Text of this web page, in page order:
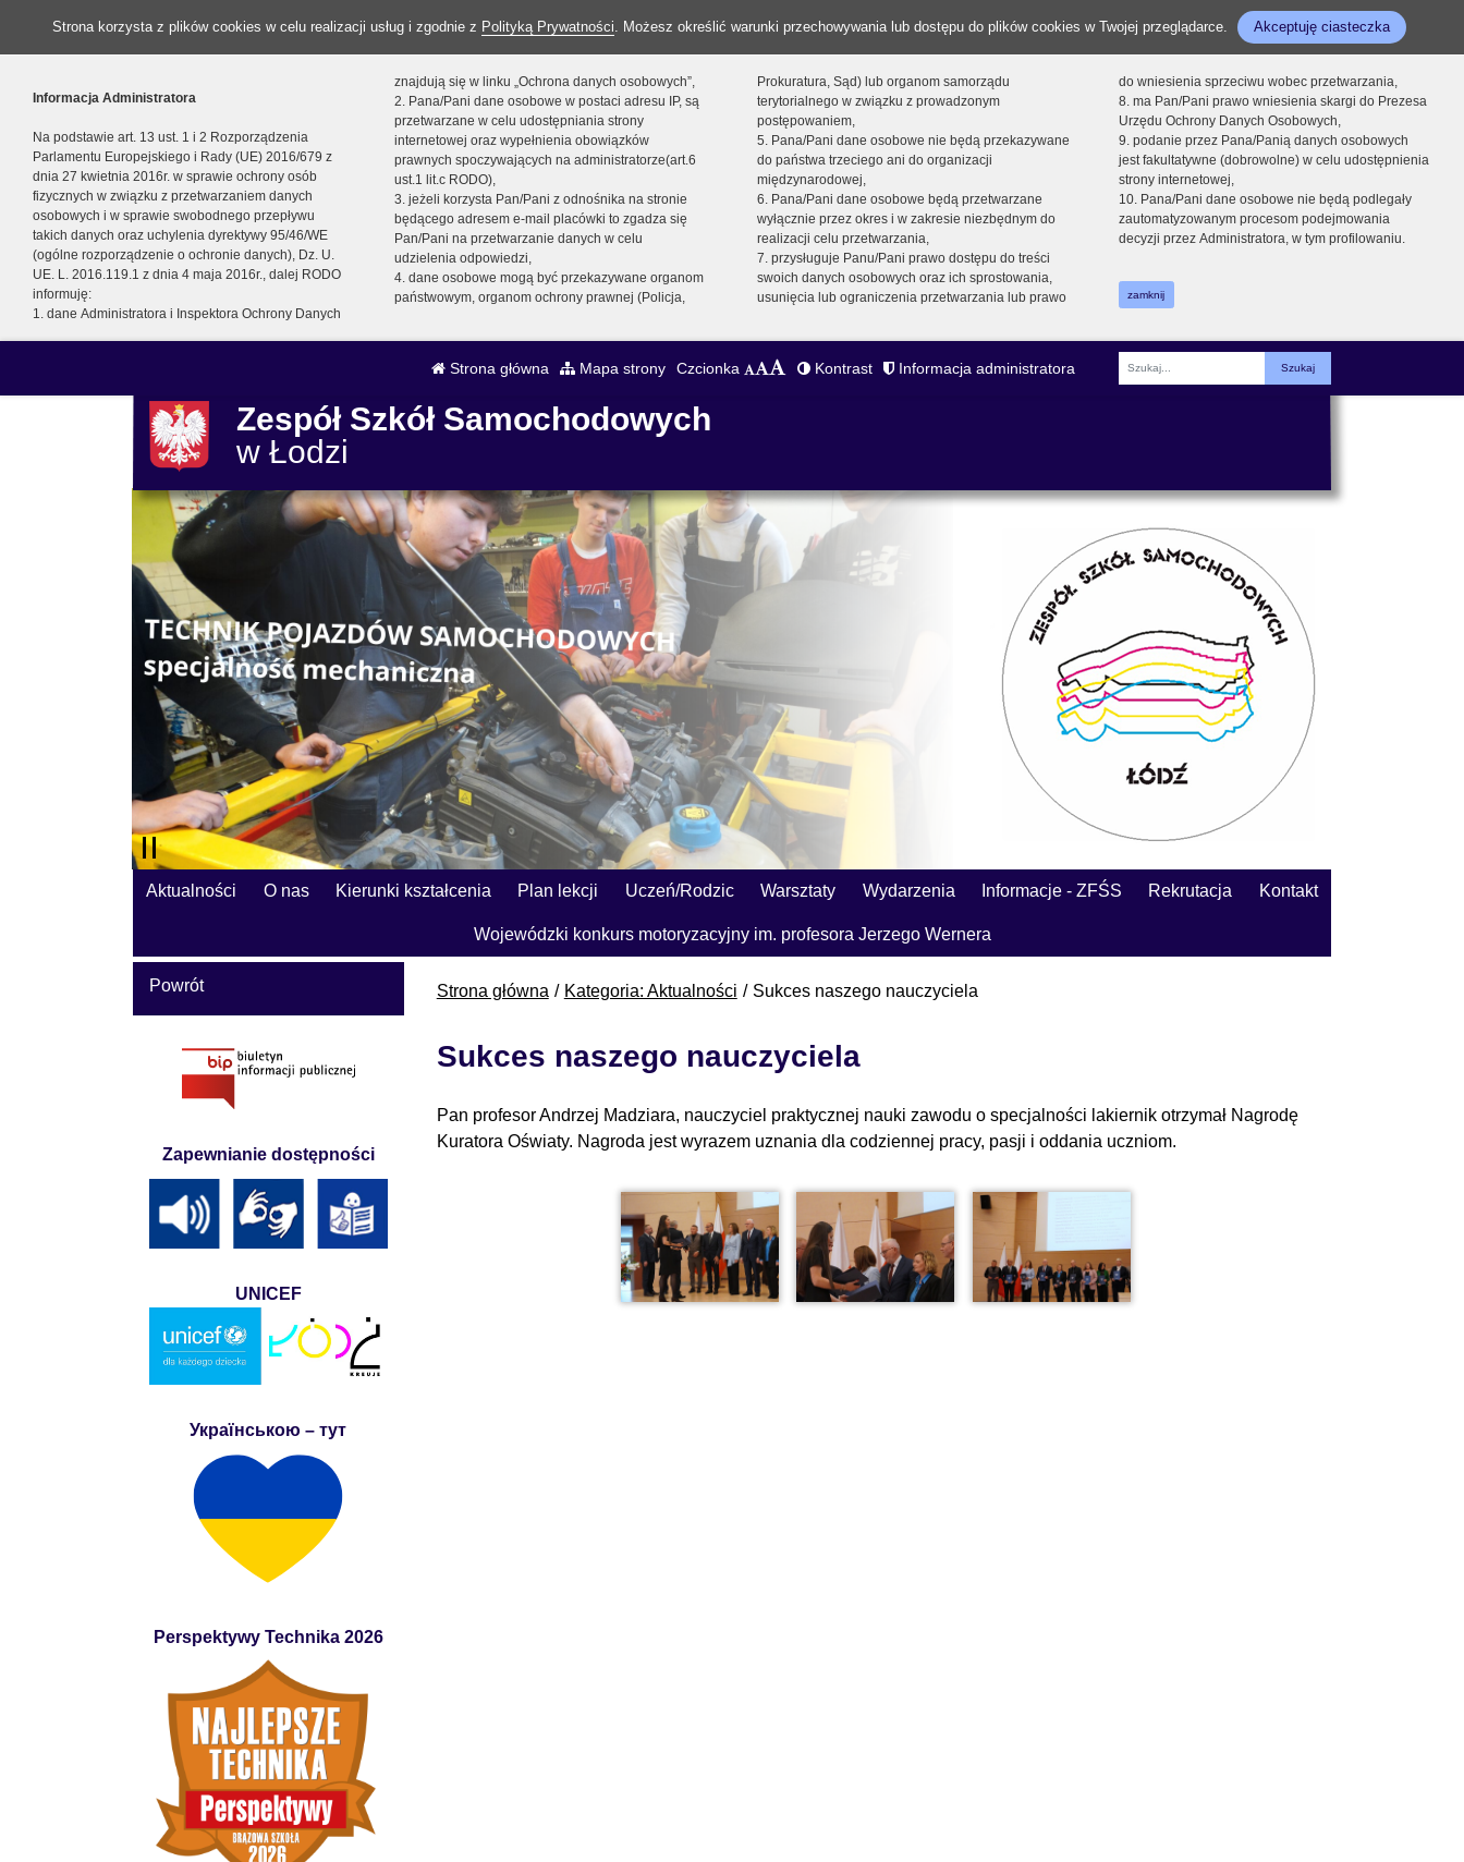
Strona korzysta z plików cookies w celu realizacji usług i zgodnie z Polityką Prywatności. Możesz określić warunki przechowywania lub dostępu do plików cookies w Twojej przeglądarce. Akceptuję ciasteczka
Informacja Administratora
Na podstawie art. 13 ust. 1 i 2 Rozporządzenia
Parlamentu Europejskiego i Rady (UE) 2016/679 z
dnia 27 kwietnia 2016r. w sprawie ochrony osób
fizycznych w związku z przetwarzaniem danych
osobowych i w sprawie swobodnego przepływu
takich danych oraz uchylenia dyrektywy 95/46/WE
(ogólne rozporządzenie o ochronie danych), Dz. U.
UE. L. 2016.119.1 z dnia 4 maja 2016r., dalej RODO
informuję:
1. dane Administratora i Inspektora Ochrony Danych
znajdują się w linku „Ochrona danych osobowych”,
2. Pana/Pani dane osobowe w postaci adresu IP, są
przetwarzane w celu udostępniania strony
internetowej oraz wypełnienia obowiązków
prawnych spoczywających na administratorze(art.6
ust.1 lit.c RODO),
3. jeżeli korzysta Pan/Pani z odnośnika na stronie
będącego adresem e-mail placówki to zgadza się
Pan/Pani na przetwarzanie danych w celu
udzielenia odpowiedzi,
4. dane osobowe mogą być przekazywane organom
państwowym, organom ochrony prawnej (Policja,
Prokuratura, Sąd) lub organom samorządu
terytorialnego w związku z prowadzonym
postępowaniem,
5. Pana/Pani dane osobowe nie będą przekazywane
do państwa trzeciego ani do organizacji
międzynarodowej,
6. Pana/Pani dane osobowe będą przetwarzane
wyłącznie przez okres i w zakresie niezbędnym do
realizacji celu przetwarzania,
7. przysługuje Panu/Pani prawo dostępu do treści
swoich danych osobowych oraz ich sprostowania,
usunięcia lub ograniczenia przetwarzania lub prawo
do wniesienia sprzeciwu wobec przetwarzania,
8. ma Pan/Pani prawo wniesienia skargi do Prezesa
Urzędu Ochrony Danych Osobowych,
9. podanie przez Pana/Panią danych osobowych
jest fakultatywne (dobrowolne) w celu udostępnienia
strony internetowej,
10. Pana/Pani dane osobowe nie będą podlegały
zautomatyzowanym procesom podejmowania
decyzji przez Administratora, w tym profilowaniu.
zamknij
Strona główna Mapa strony Czcionka Kontrast Informacja administratora
Fraza
Zespół Szkół Samochodowych
w Łodzi
Aktualności O nas Kierunki kształcenia Plan lekcji Uczeń/Rodzic Warsztaty Wydarzenia Informacje - ZFŚS Rekrutacja Kontakt
Wojewódzki konkurs motoryzacyjny im. profesora Jerzego Wernera
Strona główna Kategoria: Aktualności Sukces naszego nauczyciela
Sukces naszego nauczyciela
Pan profesor Andrzej Madziara, nauczyciel praktycznej nauki zawodu o specjalności lakiernik otrzymał Nagrodę
Kuratora Oświaty. Nagroda jest wyrazem uznania dla codziennej pracy, pasji i oddania uczniom.
Powrót
Zapewnianie dostępności
UNICEF
Українською – тут
Perspektywy Technika 2026